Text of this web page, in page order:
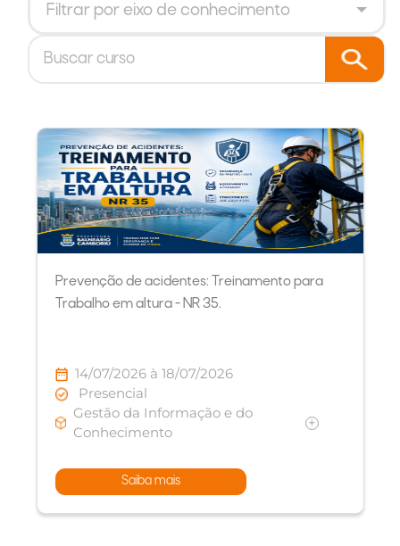
Filtrar por eixo de conhecimento
Prevenção de acidentes: Treinamento para
Trabalho em altura - NR 35.
14/07/2026 à 18/07/2026
Presencial
Gestão da Informação e do
Conhecimento
+
Saiba mais